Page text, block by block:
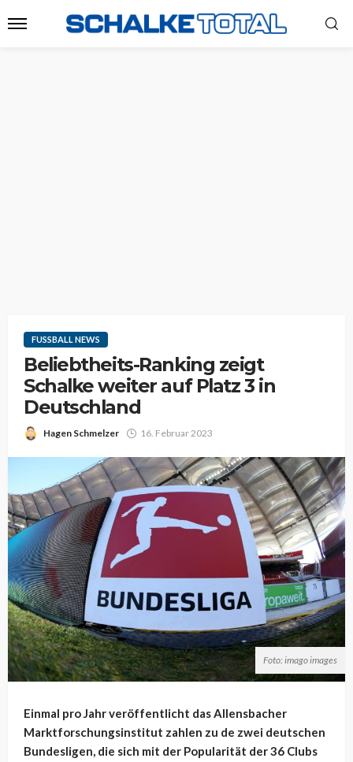
FUSSBALL NEWS
Beliebtheits-Ranking zeigt
Schalke weiter auf Platz 3 in
Deutschland
Hagen Schmelzer 16. Februar 2023
Foto: imago images
Einmal pro Jahr veröffentlicht das Allensbacher
Marktforschungsinstitut zahlen zu de zwei deutschen
Bundesligen, die sich mit der Popularität der 36 Clubs